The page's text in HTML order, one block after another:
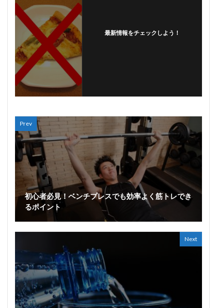
最新情報をチェックしよう！
Prev
初心者必見！ベンチプレスでも効率よく筋トレでき
るポイント
Next